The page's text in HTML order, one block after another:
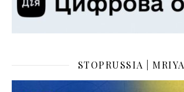
STOPRUSSIA | MRIYA